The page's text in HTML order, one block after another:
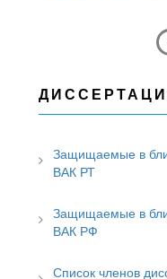
Защищаемые в
ВАК РТ
Защищаемые в
ВАК РФ
Список членов